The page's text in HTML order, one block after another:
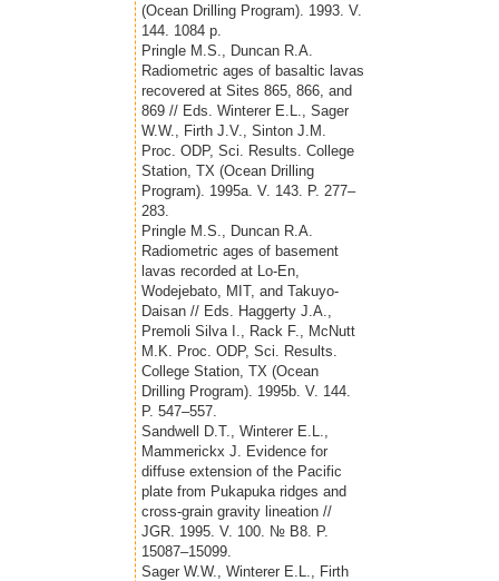
(Ocean Drilling Program). 1993. V.
144. 1084 p.
Pringle M.S., Duncan R.A.
Radiometric ages of basaltic lavas
recovered at Sites 865, 866, and
869 // Eds. Winterer E.L., Sager
W.W., Firth J.V., Sinton J.M.
Proc. ODP, Sci. Results. College
Station, TX (Ocean Drilling
Program). 1995a. V. 143. P. 277–
283.
Pringle M.S., Duncan R.A.
Radiometric ages of basement
lavas recorded at Lo-En,
Wodejebato, MIT, and Takuyo-
Daisan // Eds. Haggerty J.A.,
Premoli Silva I., Rack F., McNutt
M.K. Proc. ODP, Sci. Results.
College Station, TX (Ocean
Drilling Program). 1995b. V. 144.
P. 547–557.
Sandwell D.T., Winterer E.L.,
Mammerickx J. Evidence for
diffuse extension of the Pacific
plate from Pukapuka ridges and
cross-grain gravity lineation //
JGR. 1995. V. 100. № B8. P.
15087–15099.
Sager W.W., Winterer E.L., Firth